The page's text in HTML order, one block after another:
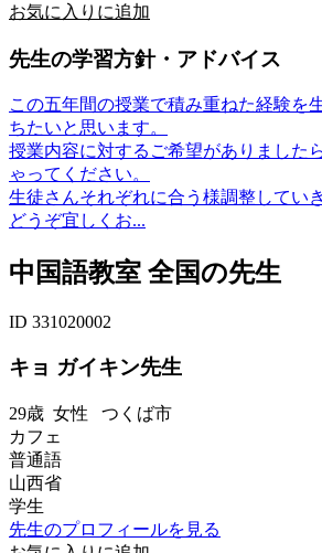
お気に入りに追加
先生の学習方針・アドバイス
この五年間の授業で積み重ねた経験を
ちたいと思います。
授業内容に対するご希望がありました
ゃってください。
生徒さんそれぞれに合う様調整してい
どうぞ宜しくお...
中国語教室 全国の先生
ID 331020002
キョ ガイキン先生
29歳 女性 つくば市
カフェ
普通語
山西省
学生
先生のプロフィールを見る